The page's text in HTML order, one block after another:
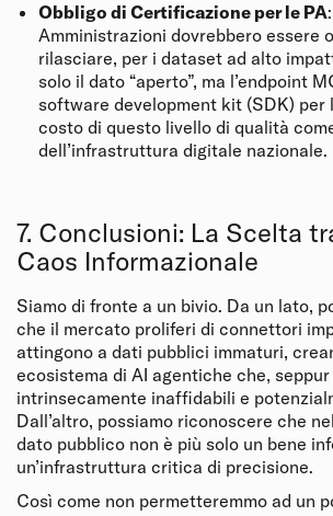
Obbligo di Certificazione per le PA
Amministrazioni dovrebbero essere
rilasciare, per i dataset ad alto
solo il dato “aperto”, ma l’endpoint
software development kit (SDK) per
costo di questo livello di qualità
dell’infrastruttura digitale nazionale.
7. Conclusioni: La Scelta
Caos Informazionale
Siamo di fronte a un bivio. Da un lato,
che il mercato proliferi di connettori
attingono a dati pubblici immaturi,
ecosistema di AI agentiche che,
intrinsecamente inaffidabili e
Dall’altro, possiamo riconoscere che
dato pubblico non è più solo un bene
un’infrastruttura critica di precisione.
Così come non permetteremmo ad un